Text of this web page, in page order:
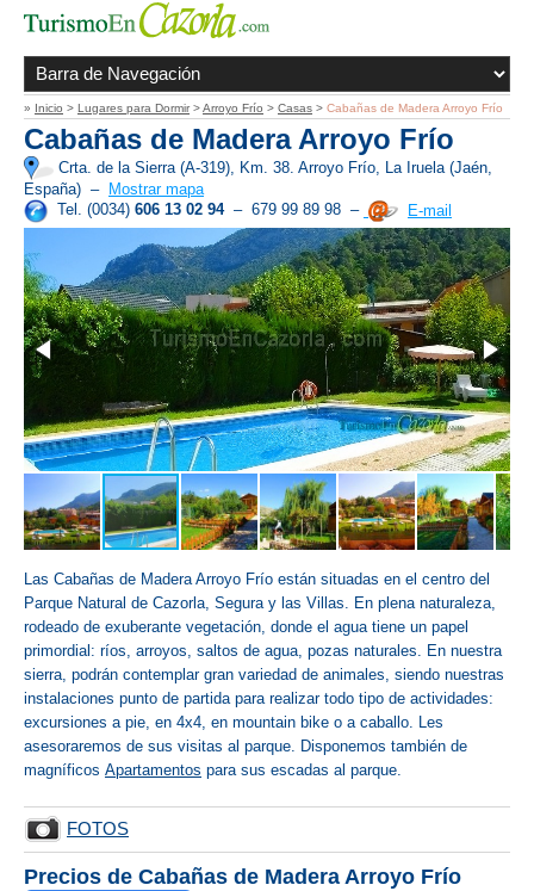
» Inicio > Lugares para Dormir >Arroyo Frío > Casas > Cabañas de Madera Arroyo Frío
Cabañas de Madera Arroyo Frío
Crta. de la Sierra (A-319), Km. 38. Arroyo Frío, La Iruela (Jaén,
España) – Mostrar mapa
Tel. (0034) 606 13 02 94 – 679 99 89 98 – E-mail
Las Cabañas de Madera Arroyo Frío están situadas en el centro del
Parque Natural de Cazorla, Segura y las Villas. En plena naturaleza,
rodeado de exuberante vegetación, donde el agua tiene un papel
primordial: ríos, arroyos, saltos de agua, pozas naturales. En nuestra
sierra, podrán contemplar gran variedad de animales, siendo nuestras
instalaciones punto de partida para realizar todo tipo de actividades:
excursiones a pie, en 4x4, en mountain bike o a caballo. Les
asesoraremos de sus visitas al parque. Disponemos también de
magníficos Apartamentos para sus escadas al parque.
FOTOS
Precios de Cabañas de Madera Arroyo Frío